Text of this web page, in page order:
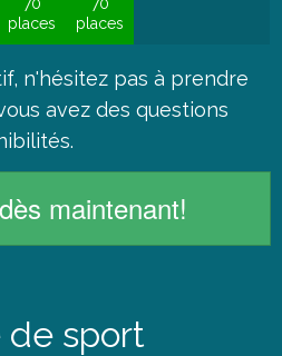
places
places
n'hésitez pas à prendre
avez des questions
maintenant!
de sport